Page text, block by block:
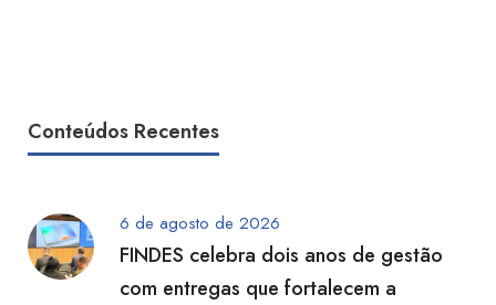
Conteúdos Recentes
6 de agosto de 2026
FINDES celebra dois anos de gestão
com entregas que fortalecem a